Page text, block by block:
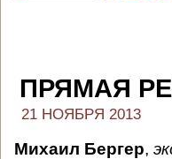
ПРЯМАЯ
21 НОЯБРЯ 2013
Михаил Бергер,